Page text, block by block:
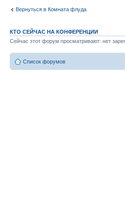
Вернуться в Комната флуда
КТО СЕЙЧАС НА КОНФЕРЕНЦИИ
Сейчас этот форум просматривают: нет
Список форумов